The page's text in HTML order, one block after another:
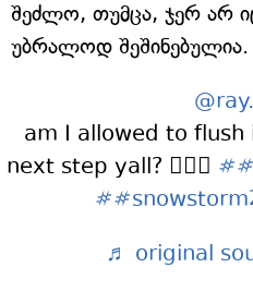
შეძლო, თუმცა, ჯერ არ
უბრალოდ შეშინებულია.
am I allowed to
next step yall? 🤷🏽‍♀️
♬ original